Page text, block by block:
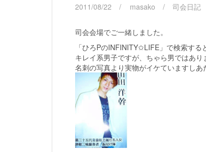
2011/08/22 masako 司会日記
司会会場でご一緒しました。
「ひろPのINFINITY✩LIFE」で検索する
キレイ系男子ですが、ちゃら男ではあり
名刺の写真より実物がイケていますしあ